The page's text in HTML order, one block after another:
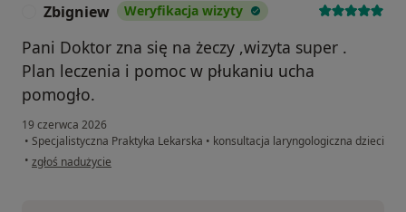
Zbigniew Weryfikacja wizyty
Pani Doktor zna się na żeczy ,wizyta super .
Plan leczenia i pomoc w płukaniu ucha
pomogło.
19 czerwca 2026
• Specjalistyczna Praktyka Lekarska • konsultacja laryngologiczna dzieci
• w opinii użytkownika Zbigniew
zgłoś nadużycie